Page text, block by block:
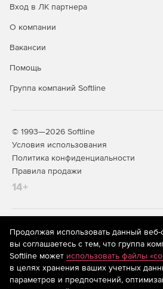
Блокировка экрана и клавиатуры
Aero».
Вход в ЛК партнера
О компании
Вакансии
Помощь
Группа компаний Softline
© 1993—2026 Softline
Условия использования
Политика конфиденциальности
Правила продажи
14+
На информационном ресурсе
рекомендательные технологии
предоставления информации на
систематизации и анализа сведений,
предпочтениям пользователей сети
находящихся на территории
Продолжая использовать данный веб-
вы соглашаетесь с тем, что группа
Softline может использовать файлы
в целях хранения ваших учетных
параметров и предпочтений,